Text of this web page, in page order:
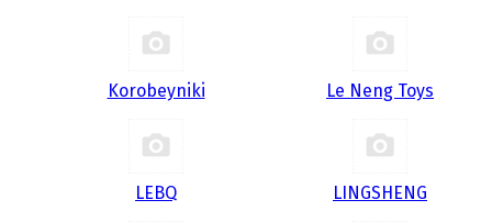
Korobeyniki Le Neng Toys
LEBQ LINGSHENG